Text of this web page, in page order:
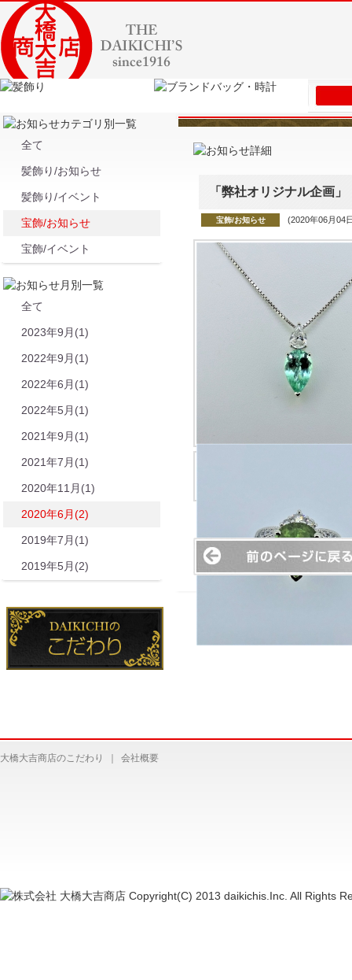
「弊社オリジナル企画
(2020年06月04
宝飾/お知らせ
全て
髪飾り/お知らせ
髪飾り/イベント
宝飾/お知らせ
宝飾/イベント
全て
2023年9月(1)
2022年9月(1)
2022年6月(1)
2022年5月(1)
2021年9月(1)
2021年7月(1)
2020年11月(1)
2020年6月(2)
2019年7月(1)
2019年5月(2)
大橋大吉商店のこだわり 会社概要